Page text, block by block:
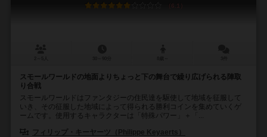
6.1
スモールワールドの地面よりちょっと下の舞台で繰り広げられる陣取
り合戦
スモールワールドはファンタジーの住民達を駆使して地域を征服して
いき、その征服した地域によって得られる勝利コインを集めていくゲ
ームです。使用するキャラクターは「特殊パワー」＋「...
フィリップ・キーヤーツ（Philippe Keyaerts）